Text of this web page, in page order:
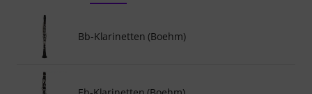
Bb-Klarinetten (Boehm)